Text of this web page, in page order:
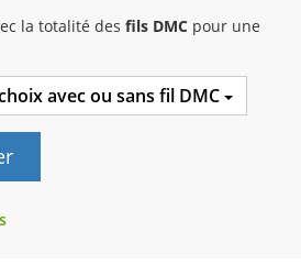
la totalité des fils DMC pour une
avec ou sans fil DMC